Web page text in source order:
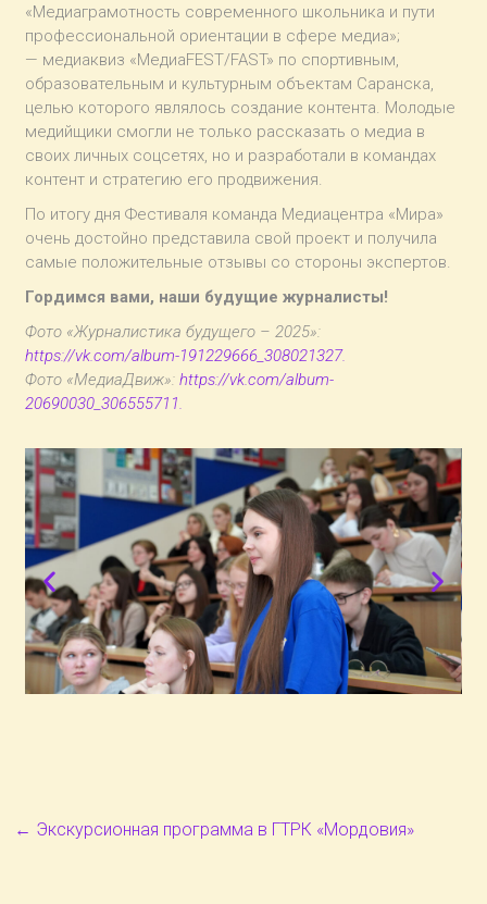
«Медиаграмотность современного школьника и пути
профессиональной ориентации в сфере медиа»;
— медиаквиз «МедиаFEST/FAST» по спортивным,
образовательным и культурным объектам Саранска,
целью которого являлось создание контента. Молодые
медийщики смогли не только рассказать о медиа в
своих личных соцсетях, но и разработали в командах
контент и стратегию его продвижения.
По итогу дня Фестиваля команда Медиацентра «Мира»
очень достойно представила свой проект и получила
самые положительные отзывы со стороны экспертов.
Гордимся вами, наши будущие журналисты!
Фото «Журналистика будущего – 2025»:
https://vk.com/album-191229666_308021327.
Фото «МедиаДвиж»:https://vk.com/album-
20690030_306555711.
← Экскурсионная программа в ГТРК «Мордовия»